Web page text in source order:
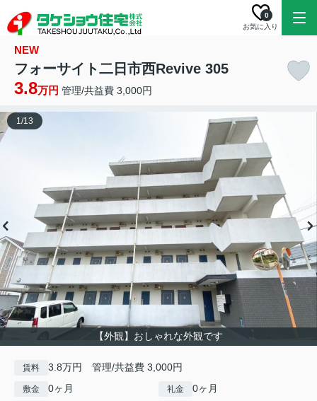
お気に入り
0
NEW
フォーサイト二日市西Revive 305
3.8万円 管理/共益費 3,000円
【外観】おしゃれな外観です
1/13
賃料 3.8万円 管理/共益費 3,000円
敷金 0ヶ月 礼金 0ヶ月